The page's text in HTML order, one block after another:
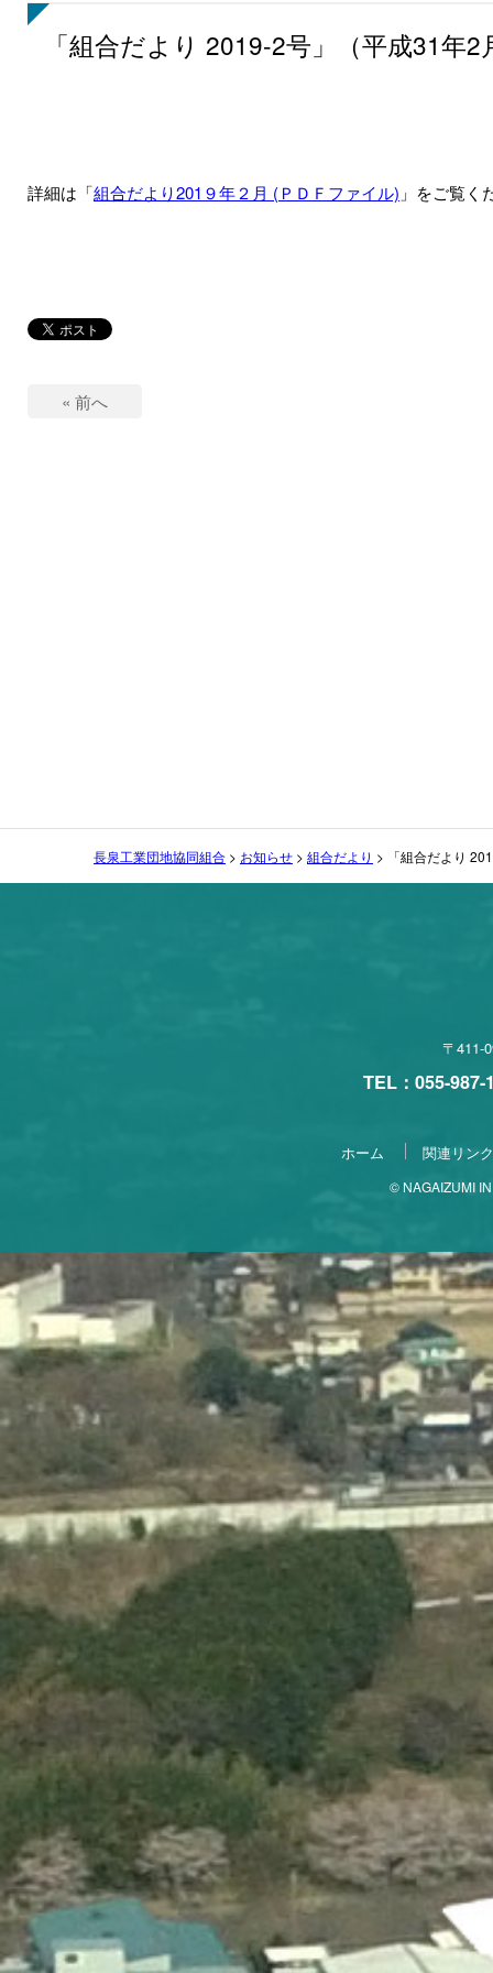
「組合だより 2019-2号」（平成31年2
詳細は「組合だより201９年２月 (ＰＤＦファイル) 」をご覧く
« 前へ
長泉工業団地協同組合 > お知らせ > 組合だより > 「組合だより
〒411-
TEL：055-
ホーム 関連リン
© NAGAIZUMI